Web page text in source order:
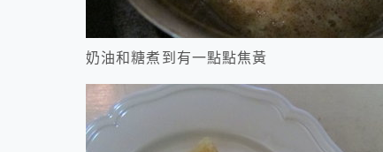
奶油和糖煮到有一點點焦黃